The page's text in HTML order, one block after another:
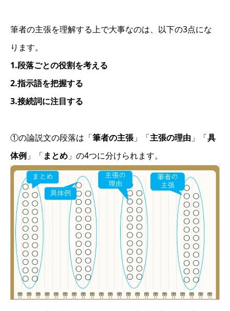
筆者の主張を理解する上で大事なのは、以下の3点にな
ります。
1.段落ごとの役割を考える
2.指示語を把握する
3.接続詞に注目する
①の論説文の段落は「筆者の主張」「主張の理由 」「具
体例 」「まとめ 」の4つに分けられます。